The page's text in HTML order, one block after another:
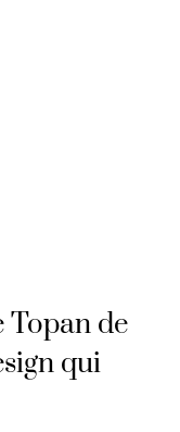
Topan de
qui